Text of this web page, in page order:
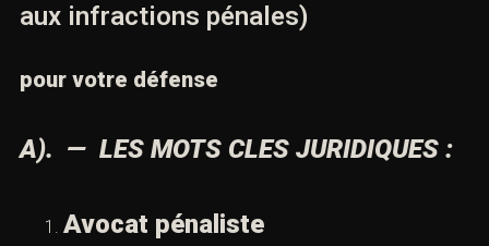
aux infractions pénales)
pour votre défense
A). — LES MOTS CLES JURIDIQUES :
Avocat pénaliste